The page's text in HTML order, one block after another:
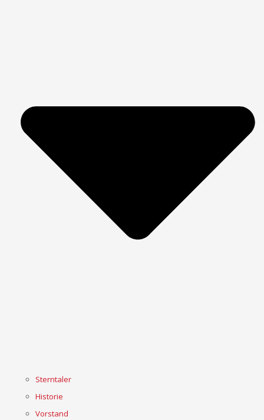
Sterntaler
Historie
Vorstand